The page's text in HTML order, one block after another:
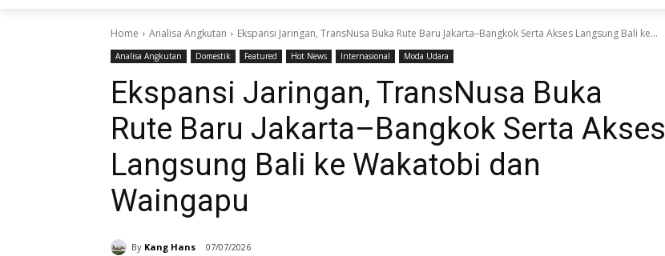
Home Analisa Angkutan Ekspansi Jaringan, TransNusa Buka Rute Baru Jakarta–Bangkok Serta Akses Langsung Bali ke...
Analisa Angkutan Domestik Featured Hot News Internasional Moda Udara
Ekspansi Jaringan, TransNusa Buka
Rute Baru Jakarta–Bangkok Serta Akses
Langsung Bali ke Wakatobi dan
Waingapu
By Kang Hans 07/07/2026